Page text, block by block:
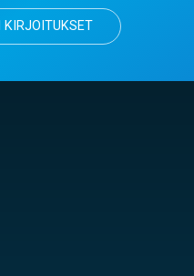
KIRJOITUKSET